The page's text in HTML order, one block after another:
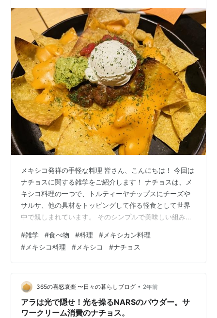
メキシコ発祥の手軽な料理 皆さん、こんにちは！ 今回は
ナチョスに関する雑学をご紹介します！ ナチョスは、メ
キシコ料理の一つで、トルティーヤチップスにチーズや
サルサ、他の具材をトッピングして作る軽食として世界
中で親しまれています。 そのシンプルで美味しい組み合
に、ナチョスの発祥、歴史、特徴、栄養価、健康効果、
そして雑学について詳しく説明します。 ナチョスの発祥
と歴史 ナチョスの発祥は、1943年、メキシコのピエドラ
ス・ネグラスという町で誕生しました。 この町はアメリ
カ・テキサス州との国境に位置しており、アメリカから
の観光客が多く訪れていました。…
#雑学 #食べ物 #料理 # メキシカン料理
# メキシコ料理 # メキシコ #ナチョス
365の喜怒哀楽 〜日々の暮らしブログ • 2年前
アラは光で隠せ！光を操るNARSのパウダー。サ
ワークリーム消費のナチョス。